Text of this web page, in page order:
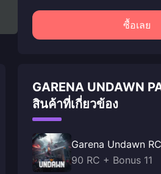
ซื้อเลย
GARENA UNDAWN
สินค้าที่เกี่ยวข้อง
Garena Undawn
90 RC + Bonus 11